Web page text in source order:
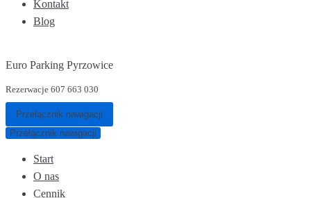
Kontakt
Blog
Euro Parking Pyrzowice
Rezerwacje 607 663 030
Przełącznik nawigacji
Przełącznik nawigacji
Start
O nas
Cennik